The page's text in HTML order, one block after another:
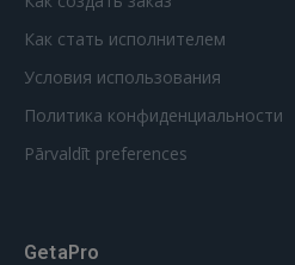
Как стать исполнителем
Условия использования
Политика конфиденциальности
Pārvaldīt preferences
GetaPro